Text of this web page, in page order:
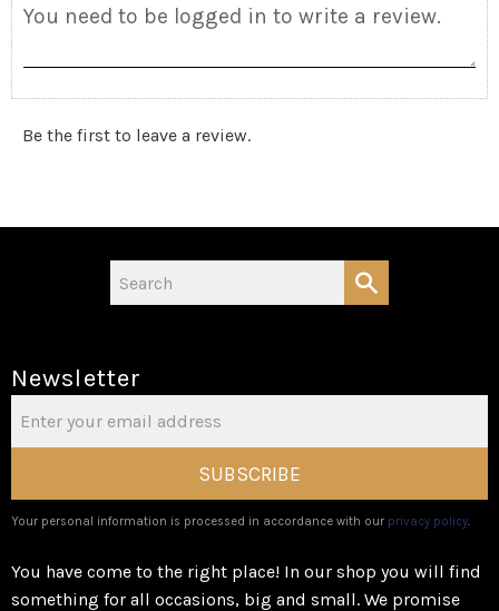
Be the first to leave a review.
Newsletter
SUBSCRIBE
Your personal information is processed in accordance with our privacy policy.
You have come to the right place! In our shop you will find
something for all occasions, big and small. We promise